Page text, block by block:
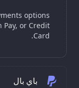
options
Pay, or Credit
Card.
باي بال